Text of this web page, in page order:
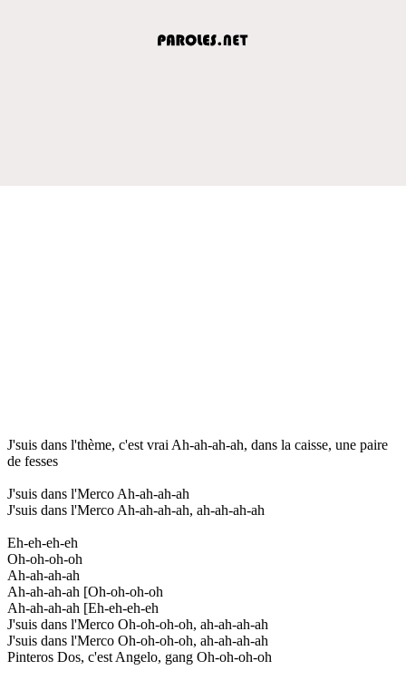
J'suis dans l'thème, c'est vrai Ah-ah-ah-ah, dans la caisse, une paire
de fesses
J'suis dans l'Merco Ah-ah-ah-ah
J'suis dans l'Merco Ah-ah-ah-ah, ah-ah-ah-ah
Eh-eh-eh-eh
Oh-oh-oh-oh
Ah-ah-ah-ah
Ah-ah-ah-ah [Oh-oh-oh-oh
Ah-ah-ah-ah [Eh-eh-eh-eh
J'suis dans l'Merco Oh-oh-oh-oh, ah-ah-ah-ah
J'suis dans l'Merco Oh-oh-oh-oh, ah-ah-ah-ah
Pinteros Dos, c'est Angelo, gang Oh-oh-oh-oh